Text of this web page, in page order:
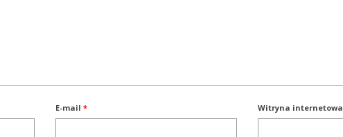
E-mail * Witryna internetowa